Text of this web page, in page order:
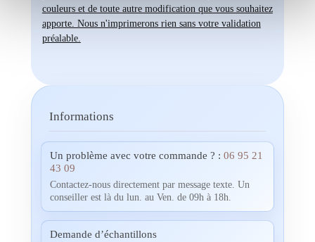
couleurs et de toute autre modification que vous souhaitez
apporte. Nous n'imprimerons rien sans votre validation
préalable.
Informations
Un problème avec votre commande ? : 06 95 21
43 09
Contactez-nous directement par message texte. Un
conseiller est là du lun. au Ven. de 09h à 18h.
Demande d’échantillons